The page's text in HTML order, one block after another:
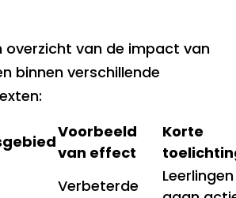
overzicht van de impact van
binnen verschillende
Voorbeeld
van effect
Korte
Verbeterde
Leerlingen